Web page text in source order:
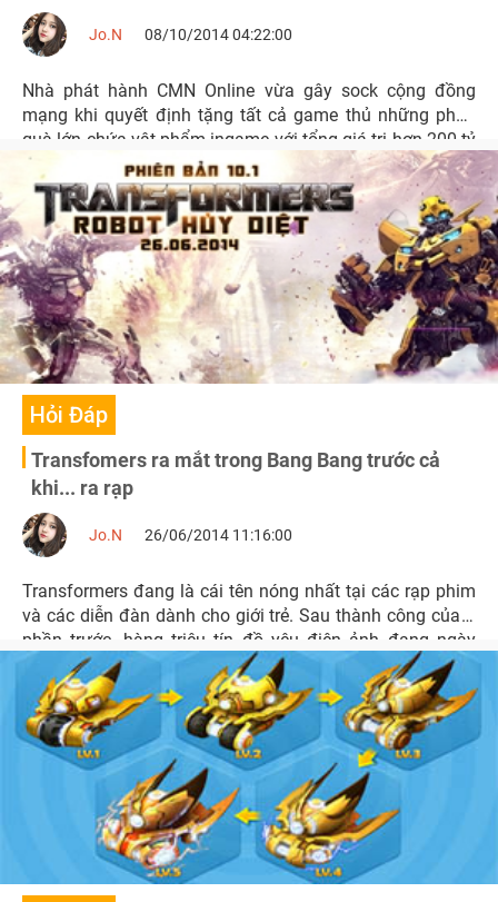
Jo.N 08/10/2014 04:22:00
Nhà phát hành CMN Online vừa gây sock cộng đồng
mạng khi quyết định tặng tất cả game thủ những phần
quà lớn chứa vật phẩm ingame với tổng giá trị hơn 200 tỷ
VNĐ nhân dịp mừng sinh nhật 2 tuổi của Bang Bang
online.
Hỏi Đáp
Transfomers ra mắt trong Bang Bang trước cả
khi... ra rạp
Jo.N 26/06/2014 11:16:00
Transformers đang là cái tên nóng nhất tại các rạp phim
và các diễn đàn dành cho giới trẻ. Sau thành công của 3
phần trước, hàng triệu tín đồ yêu điện ảnh đang ngày
đêm trông ngóng phần tiếp theo sẽ được công chiếu vào
ngày 27/6.